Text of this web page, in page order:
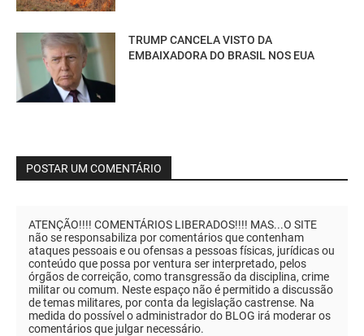
TRUMP CANCELA VISTO DA
EMBAIXADORA DO BRASIL NOS EUA
POSTAR UM COMENTÁRIO
ATENÇÃO!!!! COMENTÁRIOS LIBERADOS!!!! MAS...O SITE
não se responsabiliza por comentários que contenham
ataques pessoais e ou ofensas a pessoas físicas, jurídicas ou
conteúdo que possa por ventura ser interpretado, pelos
órgãos de correição, como transgressão da disciplina, crime
militar ou comum. Neste espaço não é permitido a discussão
de temas militares, por conta da legislação castrense. Na
medida do possível o administrador do BLOG irá moderar os
comentários que julgar necessário.